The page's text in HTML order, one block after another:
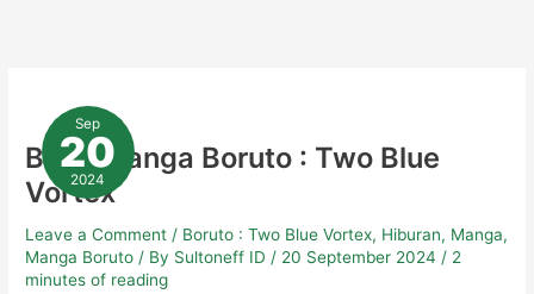
Sep
20
2024
Baca Manga Boruto : Two Blue
Vortex
Leave a Comment / Boruto : Two Blue Vortex, Hiburan, Manga,
Manga Boruto / By Sultoneff ID / 20 September 2024 / 2
minutes of reading
Manga
Boruto
Two
Blue
Vortex